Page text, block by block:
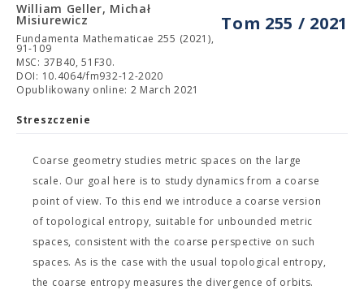
Tom 255 / 2021
William Geller, Michał
Misiurewicz
Fundamenta Mathematicae 255 (2021),
91-109
MSC: 37B40, 51F30.
DOI: 10.4064/fm932-12-2020
Opublikowany online: 2 March 2021
Streszczenie
Coarse geometry studies metric spaces on the large
scale. Our goal here is to study dynamics from a coarse
point of view. To this end we introduce a coarse version
of topological entropy, suitable for unbounded metric
spaces, consistent with the coarse perspective on such
spaces. As is the case with the usual topological entropy,
the coarse entropy measures the divergence of orbits.